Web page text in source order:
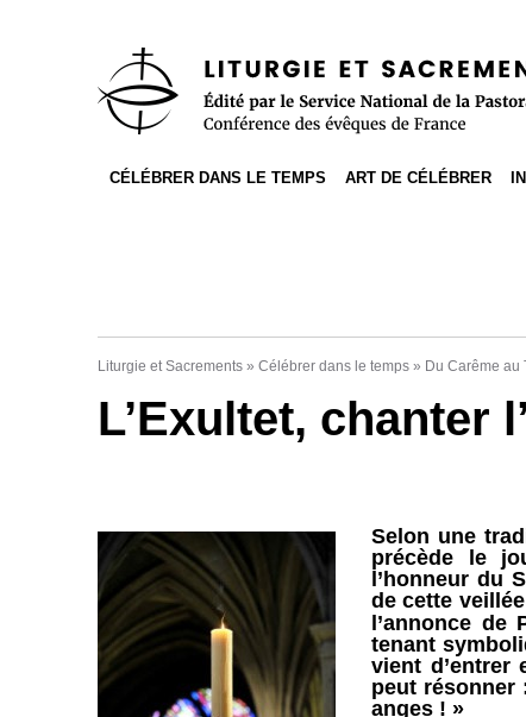
Accès direct à la recherche
CÉLÉBRER DANS LE TEMPS ART DE CÉLÉBRER
Liturgie et Sacrements » Célébrer dans le temps » Du Carême au
L’Exultet, chanter
Selon une
précède le
l’honneur du
de cette veillée
l’annonce
tenant
vient d’entrer
peut résonner
anges ! »